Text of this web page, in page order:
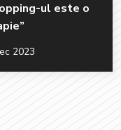
ul este o
2023